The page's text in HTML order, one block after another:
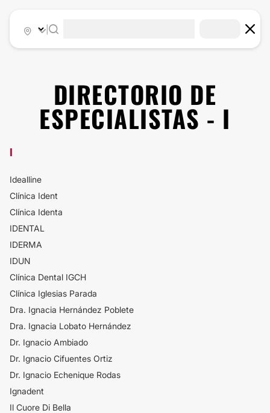
DIRECTORIO DE
ESPECIALISTAS - I
I
Idealline
Clínica Ident
Clínica Identa
IDENTAL
IDERMA
IDUN
​Clínica Dental IGCH
Clínica Iglesias Parada
Dra. Ignacia Hernández Poblete
Dra. Ignacia Lobato Hernández
Dr. Ignacio Ambiado
Dr. Ignacio Cifuentes Ortiz
Dr. Ignacio Echenique Rodas
Ignadent
Il Cuore Di Bella